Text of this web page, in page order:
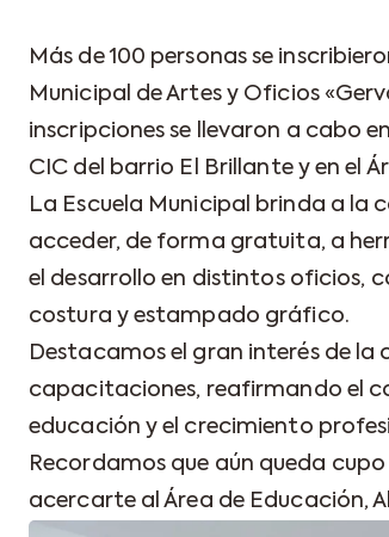
Más de 100 personas se
Municipal de Artes y Oficios
inscripciones se llevaron a cabo
CIC del barrio El Brillante y en el
La Escuela Municipal brinda a la
acceder, de forma gratuita, a
el desarrollo en distintos oficios,
costura y estampado gráfico.
Destacamos el gran interés de la
capacitaciones, reafirmando el
educación y el crecimiento
Recordamos que aún queda
acercarte al Área de Educación,